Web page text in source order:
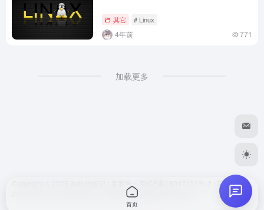
其它 # Linux
4年前 771
加载更多
萌ICP备
| 本站由
首页
你好我好大家好
2026-06-30 18:05